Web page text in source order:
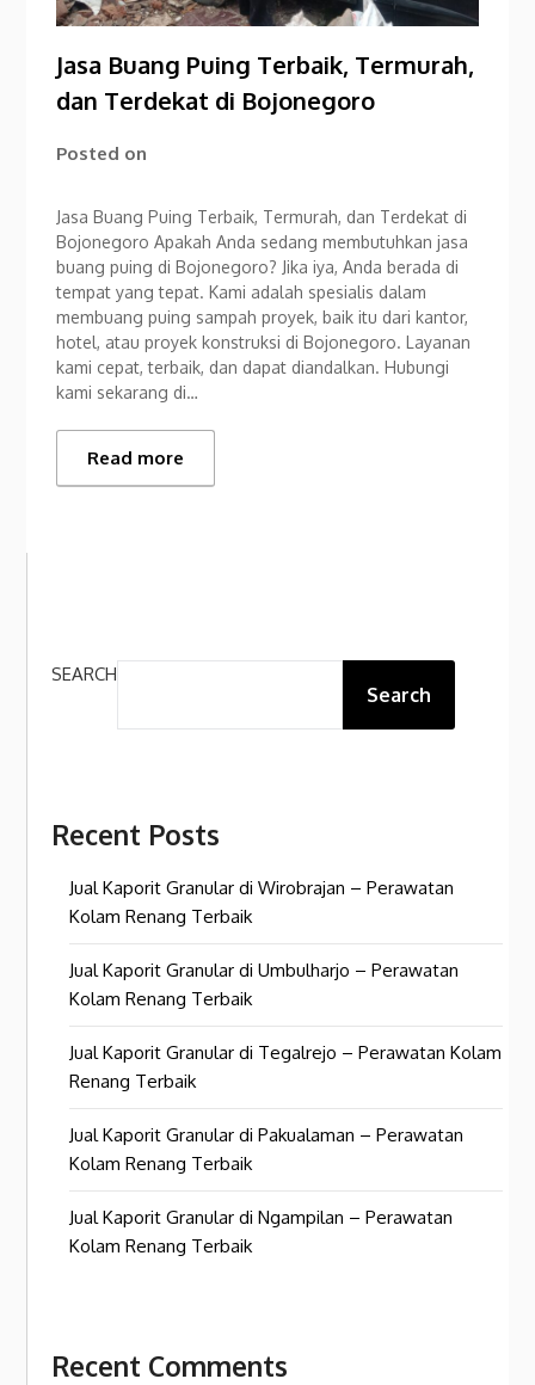
Jasa Buang Puing Terbaik, Termurah,
dan Terdekat di Bojonegoro
Posted on
Jasa Buang Puing Terbaik, Termurah, dan Terdekat di
Bojonegoro Apakah Anda sedang membutuhkan jasa
buang puing di Bojonegoro? Jika iya, Anda berada di
tempat yang tepat. Kami adalah spesialis dalam
membuang puing sampah proyek, baik itu dari kantor,
hotel, atau proyek konstruksi di Bojonegoro. Layanan
kami cepat, terbaik, dan dapat diandalkan. Hubungi
kami sekarang di…
Read more
SEARCH
Search
Recent Posts
Jual Kaporit Granular di Wirobrajan – Perawatan
Kolam Renang Terbaik
Jual Kaporit Granular di Umbulharjo – Perawatan
Kolam Renang Terbaik
Jual Kaporit Granular di Tegalrejo – Perawatan Kolam
Renang Terbaik
Jual Kaporit Granular di Pakualaman – Perawatan
Kolam Renang Terbaik
Jual Kaporit Granular di Ngampilan – Perawatan
Kolam Renang Terbaik
Recent Comments